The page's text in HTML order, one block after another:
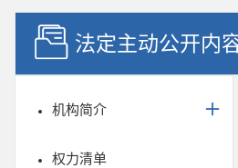
法定主动公开内
机构简介
权力清单